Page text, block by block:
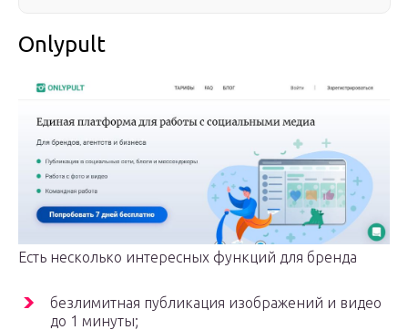
Onlypult
Есть несколько интересных функций для бренда
безлимитная публикация изображений и видео
до 1 минуты;